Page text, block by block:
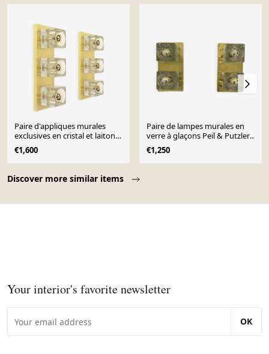
Discover more similar items
Paire d'appliques murales
exclusives en cristal et laiton
par Peill & Putzler, Allemagne
€1,600
Paire de lampes murales en
verre à glaçons Peil & Putzler,
années 1970
€1,250
Your interior's favorite newsletter
OK